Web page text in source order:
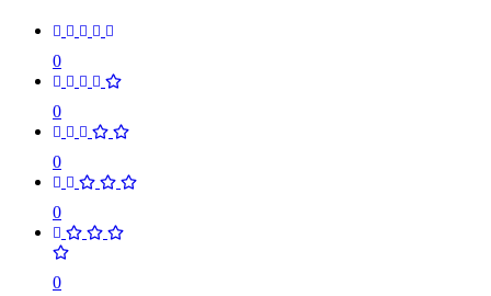
0
0
0
0
0